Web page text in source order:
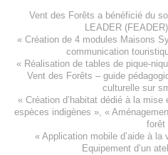
Vent des Forêts a bénéficié du
LEADER (FEADER)
« Création de 4 modules Maisons
communication
« Réalisation de tables de pique-
Vent des Forêts – guide
culturelle sur
« Création d’habitat dédié à la mise
espèces indigènes », «
forêt
« Application mobile d’aide à la
Equipement d’un